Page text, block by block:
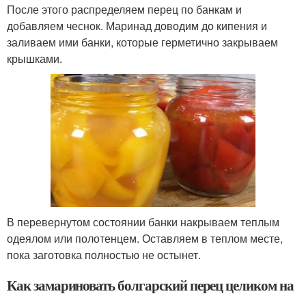
После этого распределяем перец по банкам и
добавляем чеснок. Маринад доводим до кипения и
заливаем ими банки, которые герметично закрываем
крышками.
В перевернутом состоянии банки накрываем теплым
одеялом или полотенцем. Оставляем в теплом месте,
пока заготовка полностью не остынет.
Как замариновать болгарский перец целиком на